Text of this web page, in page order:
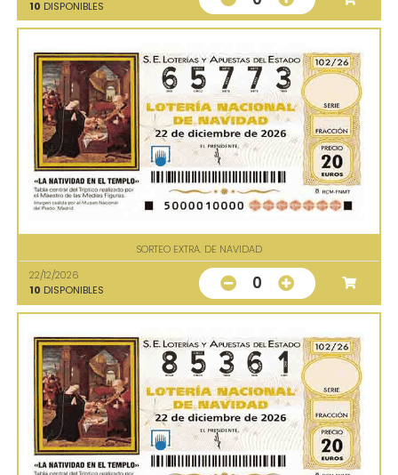
10 DISPONIBLES
SORTEO EXTRA. DE NAVIDAD
22/12/2026
10 DISPONIBLES 0